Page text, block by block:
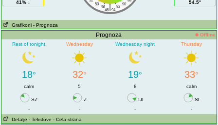
41% ↓
50
90
48 92
|
46 94
54.5°
Grafikoni - Prognoza
Prognoza
Offline
Rest of tonight
Wednesday Wednesday night Thursday
18° 32° 19° 33°
calm 5 8 calm
SZ Z IJI
SI
-
- -
-
Detalje - Tekstove - Cela strana